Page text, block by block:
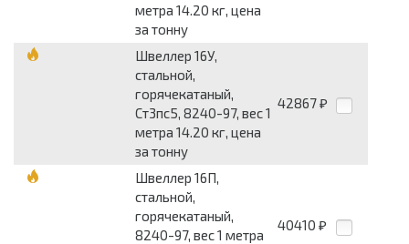
метра 14.20 кг, цена
за тонну
Швеллер 16У,
стальной,
горячекатаный,
Ст3пс5, 8240-97, вес 1
метра 14.20 кг, цена
за тонну
42867 ₽
Швеллер 16П,
стальной,
горячекатаный,
8240-97, вес 1 метра
40410 ₽